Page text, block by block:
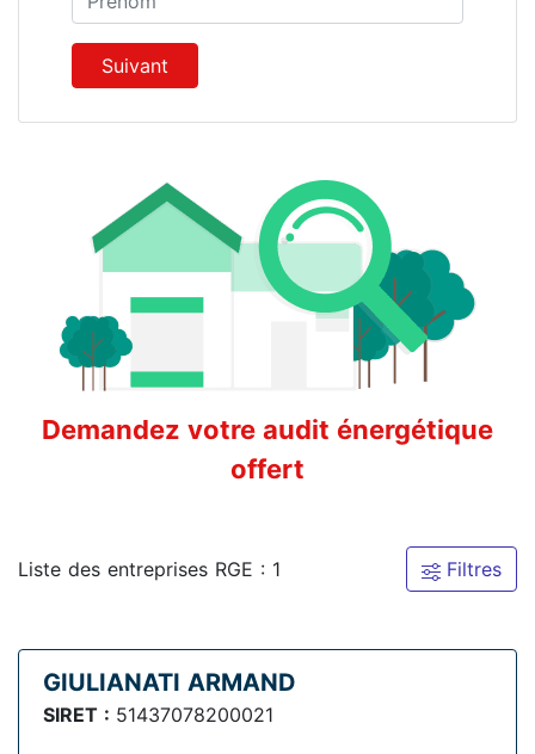
Prénom
Suivant
Demandez votre audit énergétique
offert
Liste des entreprises RGE : 1 Filtres
GIULIANATI ARMAND
SIRET : 51437078200021